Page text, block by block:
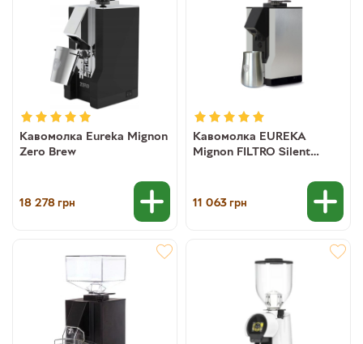
Кавомолка Eureka Mignon
Zero Brew
18 278грн
Кавомолка EUREKA
Mignon FILTRO Silent
11 063грн